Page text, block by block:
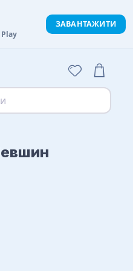
ЗАВАНТАЖИТИ